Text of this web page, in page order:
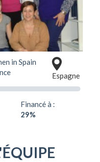
in Spain
Espagne
Financé à :
29%